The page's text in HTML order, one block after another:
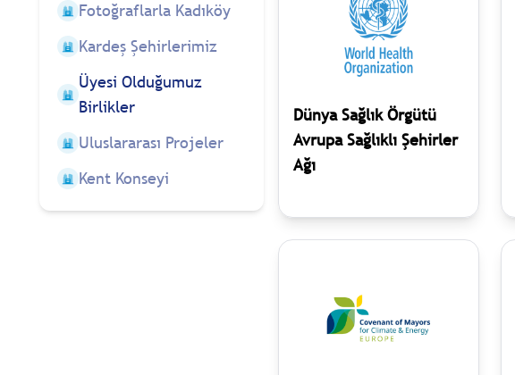
Fotoğraflarla Kadıköy
Kardeş Şehirlerimiz
Üyesi Olduğumuz
Birlikler
Uluslararası Projeler
Kent Konseyi
Dünya Sağlık Örgütü
Avrupa Sağlıklı Şehirler
Ağı